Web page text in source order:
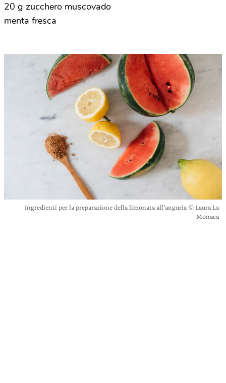
20 g zucchero muscovado
menta fresca
Ingredienti per la preparazione della limonata all’anguria © Laura La
Monaca